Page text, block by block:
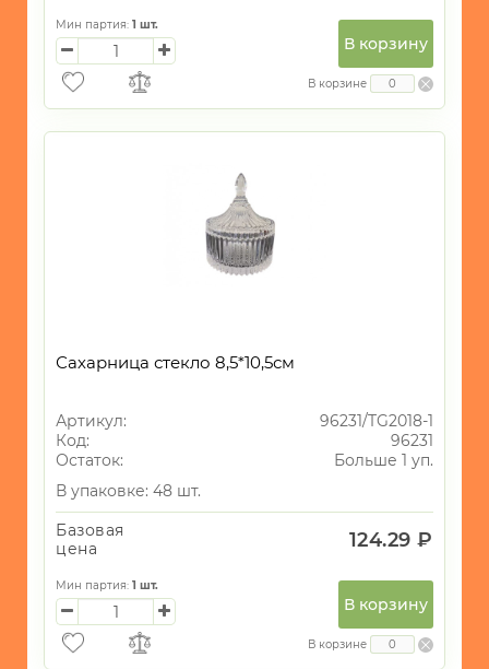
Мин партия: 1 шт.
В корзину
В корзине
Сахарница стекло 8,5*10,5см
Артикул:
96231/TG2018-1
Код:
96231
Остаток:
Больше 1 уп.
В упаковке: 48 шт.
Базовая
цена
124.29 ₽
Мин партия: 1 шт.
В корзину
В корзине